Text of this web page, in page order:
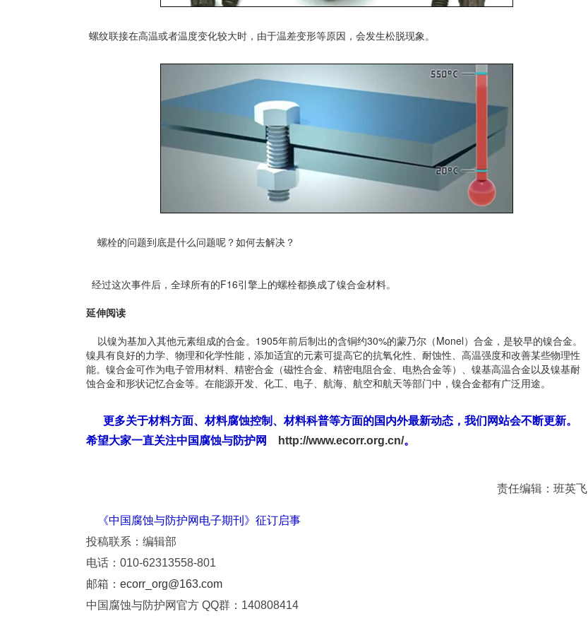
螺纹联接在高温或者温度变化较大时，由于温差变形等原因，会发生松脱现象。
螺栓的问题到底是什么问题呢？如何去解决？
经过这次事件后，全球所有的F16引擎上的螺栓都换成了镍合金材料。
延伸阅读
以镍为基加入其他元素组成的合金。1905年前后制出的含铜约30%的蒙乃尔（Monel）合金，是较早的镍合金。
镍具有良好的力学、物理和化学性能，添加适宜的元素可提高它的抗氧化性、耐蚀性、高温强度和改善某些物理性
能。镍合金可作为电子管用材料、精密合金（磁性合金、精密电阻合金、电热合金等）、镍基高温合金以及镍基耐
蚀合金和形状记忆合金等。在能源开发、化工、电子、航海、航空和航天等部门中，镍合金都有广泛用途。
更多关于材料方面、材料腐蚀控制、材料科普等方面的国内外最新动态，我们网站会不断更新。
希望大家一直关注中国腐蚀与防护网
http://www.ecorr.org.cn/。
责任编辑：班英飞
《中国腐蚀与防护网电子期刊》征订启事
投稿联系：编辑部
电话：010-62313558-801
邮箱： ecorr_org@163.com
中国腐蚀与防护网官方 QQ群：140808414